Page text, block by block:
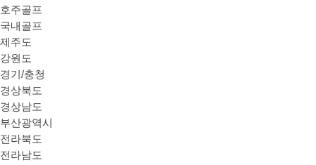
호주골프
국내골프
제주도
강원도
경기/충청
경상북도
경상남도
부산광역시
전라북도
전라남도